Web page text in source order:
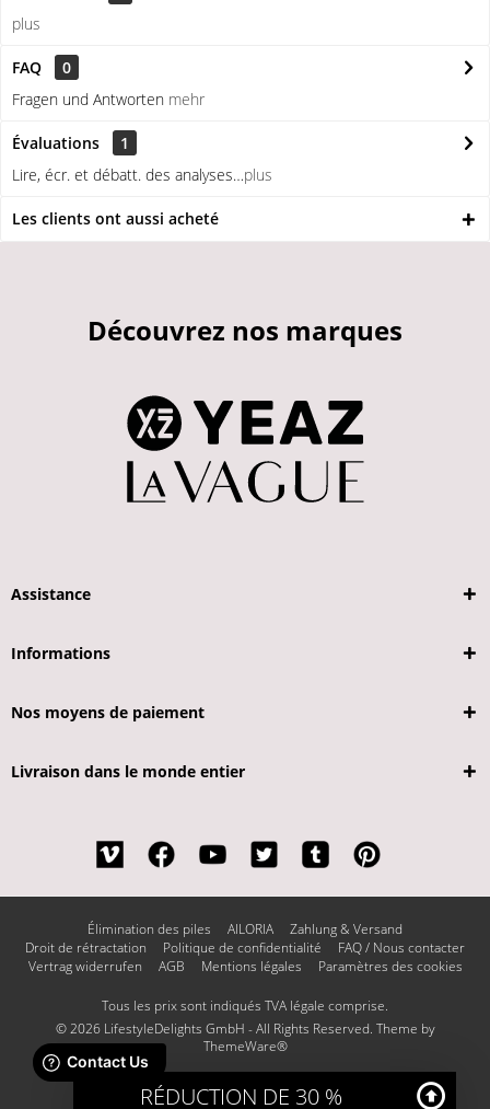
plus
FAQ
0
Fragen und Antworten mehr
Évaluations
1
Lire, écr. et débatt. des analyses…plus
Les clients ont aussi acheté
Découvrez nos marques
Assistance
Informations
Nos moyens de paiement
Livraison dans le monde entier
Élimination des piles AILORIA
Zahlung & Versand
Droit de rétractation
Politique de confidentialité
FAQ / Nous contacter
Vertrag widerrufen
AGB Mentions légales Paramètres des cookies
Tous les prix sont indiqués TVA légale comprise.
© 2026 LifestyleDelights GmbH - All Rights Reserved. Theme by
ThemeWare®
RÉDUCTION DE 30 %